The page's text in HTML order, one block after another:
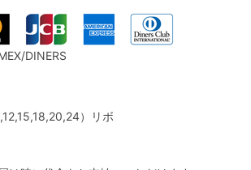
DINERS
）リボ